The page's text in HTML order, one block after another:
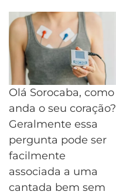
Olá Sorocaba, como
anda o seu coração?
Geralmente essa
pergunta pode ser
facilmente
associada a uma
cantada bem sem